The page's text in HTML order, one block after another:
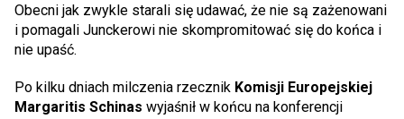
Obecni jak zwykle starali się udawać, że nie są zażenowani
i pomagali Junckerowi nie skompromitować się do końca i
nie upaść.
Po kilku dniach milczenia rzecznik Komisji Europejskiej
Margaritis Schinas wyjaśnił w końcu na konferencji